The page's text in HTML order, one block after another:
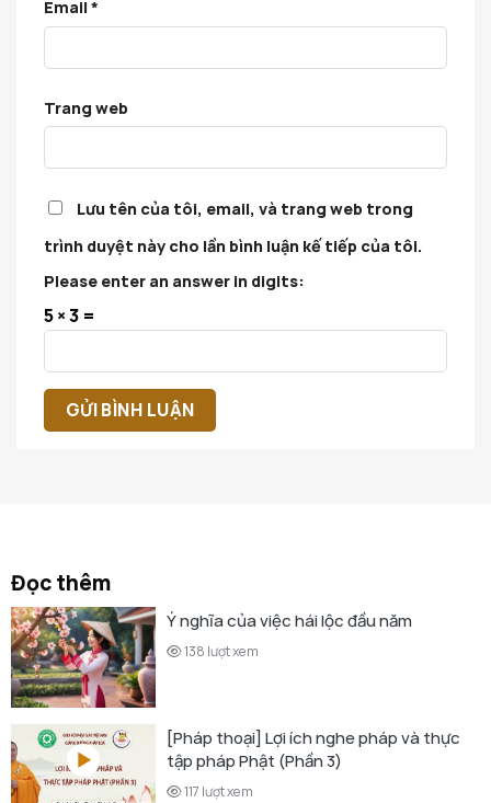
Email *
Trang web
Lưu tên của tôi, email, và trang web trong
trình duyệt này cho lần bình luận kế tiếp của tôi.
Please enter an answer in digits:
5 × 3 =
Đọc thêm
Ý nghĩa của việc hái lộc đầu năm
138 lượt xem
[Pháp thoại] Lợi ích nghe pháp và thực
tập pháp Phật (Phần 3)
117 lượt xem